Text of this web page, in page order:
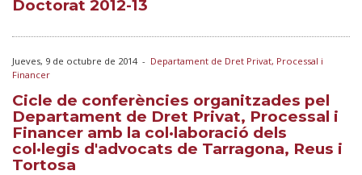
Doctorat 2012-13
Jueves, 9 de octubre de 2014- Departament de Dret Privat, Processal i
Financer
Cicle de conferències organitzades pel
Departament de Dret Privat, Processal i
Financer amb la col·laboració dels
col·legis d'advocats de Tarragona, Reus i
Tortosa